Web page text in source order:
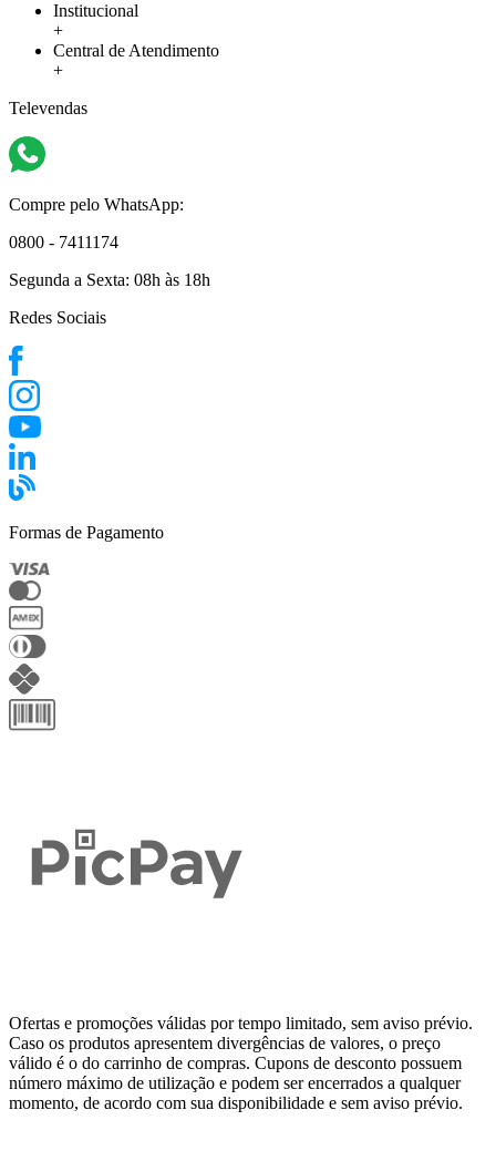
Institucional
+
Central de Atendimento
+
Televendas
Compre pelo WhatsApp:
0800 - 7411174
Segunda a Sexta: 08h às 18h
Redes Sociais
Formas de Pagamento
Ofertas e promoções válidas por tempo limitado, sem aviso prévio.
Caso os produtos apresentem divergências de valores, o preço
válido é o do carrinho de compras. Cupons de desconto possuem
número máximo de utilização e podem ser encerrados a qualquer
momento, de acordo com sua disponibilidade e sem aviso prévio.